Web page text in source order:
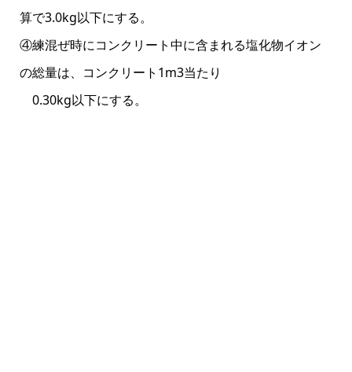
算で3.0kg以下にする。
④練混ぜ時にコンクリート中に含まれる塩化物イオン
の総量は、コンクリート1m3当たり
0.30kg以下にする。